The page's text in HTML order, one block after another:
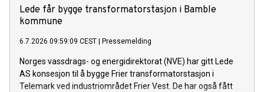
kommer mye regn de neste ukene.
Lede får bygge transformatorstasjon i Bamble
kommune
6.7.2026 09:59:09 CEST Pressemelding
Norges vassdrags- og energidirektorat (NVE) har gitt Lede
AS konsesjon til å bygge Frier transformatorstasjon i
Telemark ved industriområdet Frier Vest. De har også fått